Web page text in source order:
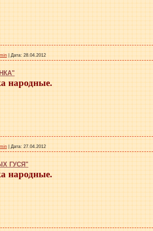
Дата: 28.04.2012
народные.
Дата: 27.04.2012
ГУСЯ"
народные.